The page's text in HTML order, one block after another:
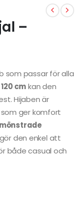
–
som passar för alla
120 cmkan den
Hijaben är
ger komfort
den enkel att
både casual och